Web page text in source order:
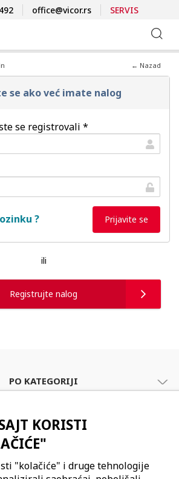
office@vicor.rs SERVIS
← Nazad
se ako već imate nalog
se registrovali *
?
ili
Registrujte nalog
PO KATEGORIJI
Vicor d.o.o.
maršala Tolbuhina 42
KORISTI
"kolačiće" i druge tehnologije